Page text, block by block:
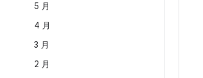
5 月
4 月
3 月
2 月